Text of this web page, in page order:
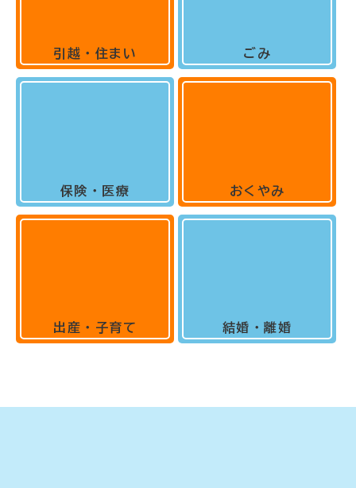
引越・住まい
保険・医療
出産・子育て
ごみ
おくやみ
結婚・離婚